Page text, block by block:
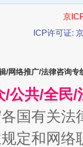
火 生生不息
京
ICP许可证:
/网络推广/法律咨询专
/公共/全民
国有关法
定和网络